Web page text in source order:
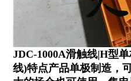
JDC-1000A滑触线|H型
线)特点产品单极制造，